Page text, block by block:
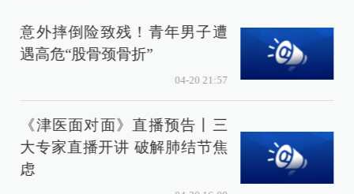
意外摔倒险致残！青年男子遭
遇高危“股骨颈骨折”
04-20 21:57
《津医面对面》直播预告丨三
大专家直播开讲 破解肺结节焦
虑